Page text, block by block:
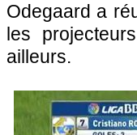
Odegaard a
les
ailleurs.